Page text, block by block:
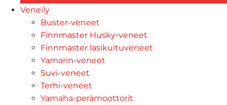
Veneily
Buster-veneet
Finnmaster Husky-veneet
Finnmaster lasikuituveneet
Yamarin-veneet
Suvi-veneet
Terhi-veneet
Yamaha-perämoottorit